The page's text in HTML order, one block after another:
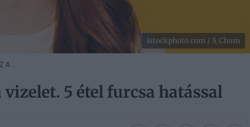
istockphoto.com / S_Chum
A...
5 étel furcsa hatással